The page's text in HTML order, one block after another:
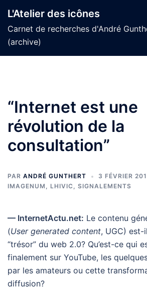
au
contenu
L'Atelier des icônes
Carnet de recherches d'André
(archive)
“Internet est une
révolution de la
consultation”
PAR ANDRÉ GUNTHERT
3 FÉVRIER
IMAGENUM , LHIVIC , SIGNALEMENTS
— InternetActu.net: Le contenu
(User generated content, UGC)
“trésor” du web 2.0? Qu’est-ce qui
finalement sur YouTube, les
par les amateurs ou cette
diffusion?